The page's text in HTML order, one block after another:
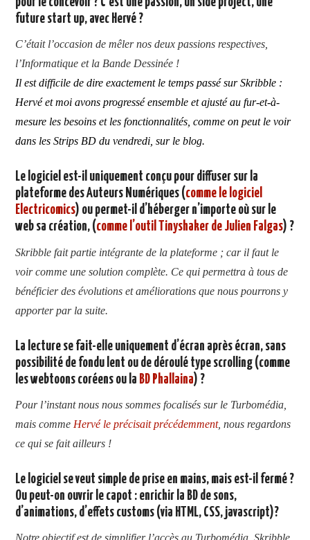
future start up, avec Hervé ?
C’était l’occasion de mêler nos deux passions respectives,
l’Informatique et la Bande Dessinée !
Il est difficile de dire exactement le temps passé sur Skribble :
Hervé et moi avons progressé ensemble et ajusté au fur-et-à-
mesure les besoins et les fonctionnalités, comme on peut le voir
dans les Strips BD du vendredi, sur le blog.
Le logiciel est-il uniquement conçu pour diffuser sur la
plateforme des Auteurs Numériques (comme le logiciel
Electricomics) ou permet-il d’héberger n’importe où sur le
web sa création, (comme l’outil Tinyshaker de Julien Falgas) ?
Skribble fait partie intégrante de la plateforme ; car il faut le
voir comme une solution complète. Ce qui permettra à tous de
bénéficier des évolutions et améliorations que nous pourrons y
apporter par la suite.
La lecture se fait-elle uniquement d’écran après écran, sans
possibilité de fondu lent ou de déroulé type scrolling (comme
les webtoons coréens ou la BD Phallaina) ?
Pour l’instant nous nous sommes focalisés sur le Turbomédia,
mais comme Hervé le précisait précédemment, nous regardons
ce qui se fait ailleurs !
Le logiciel se veut simple de prise en mains, mais est-il fermé ?
Ou peut-on ouvrir le capot : enrichir la BD de sons,
d’animations, d’effets customs (via HTML, CSS, javascript)?